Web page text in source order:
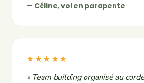
— Céline, vol en parapente
★★★★★
« Team building organisé au